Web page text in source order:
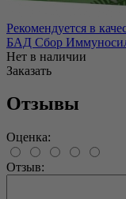
Рекомендуется в
БАД Сбор
Нет в наличии
Заказать
Отзывы
Оценка:
Отзыв: